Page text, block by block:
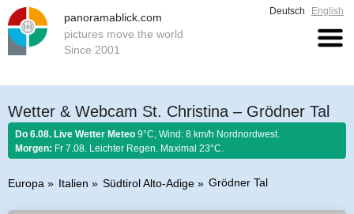
panoramablick.com
pictures move the world
Since 2001
Deutsch English
Wetter & Webcam St. Christina – Grödner Tal
Do 6.08. Live Wetter Meteo 9°C, Wind: 8 km/h Nordnordwest.
Morgen: Fr 7.08. Leichter Regen. Maximal 23°C.
Europa Italien Südtirol Alto-Adige Grödner Tal